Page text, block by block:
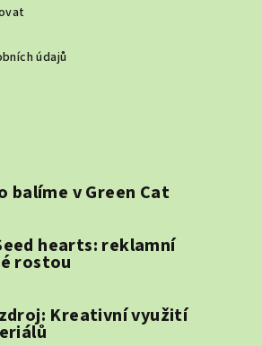
údajů
balíme v Green Cat
hearts: reklamní
rostou
Kreativní využití